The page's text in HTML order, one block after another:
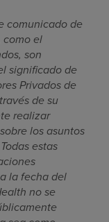
comunicado de
como el
son
significado de
Privados de
de su
realizar
los asuntos
estas
la fecha del
no se